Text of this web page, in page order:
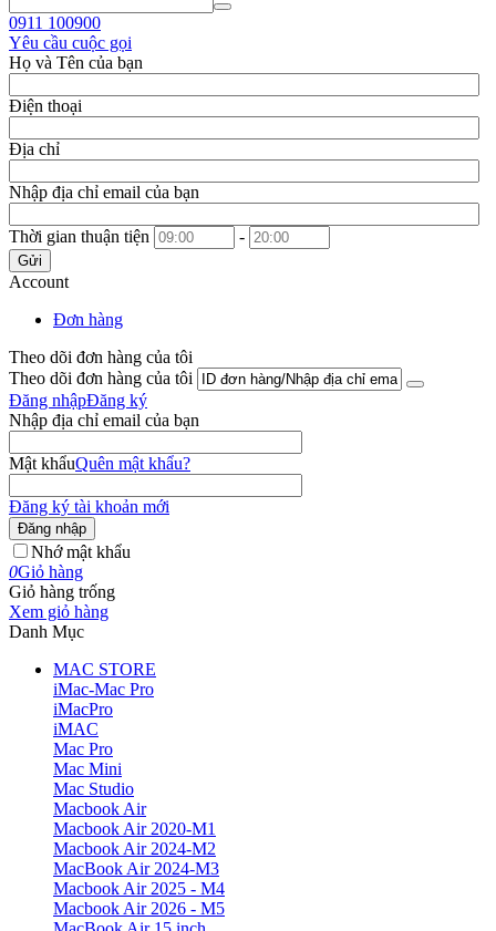
0911 100900
Yêu cầu cuộc gọi
Họ và Tên của bạn
Điện thoại
Địa chỉ
Nhập địa chỉ email của bạn
Thời gian thuận tiện -
Gửi
Account
Đơn hàng
Theo dõi đơn hàng của tôi
Theo dõi đơn hàng của tôi
Đăng nhậpĐăng ký
Nhập địa chỉ email của bạn
Mật khẩuQuên mật khẩu?
Đăng ký tài khoản mới
Đăng nhập
Nhớ mật khẩu
0Giỏ hàng
Giỏ hàng trống
Xem giỏ hàng
Danh Mục
MAC STORE
iMac-Mac Pro
iMacPro
iMAC
Mac Pro
Mac Mini
Mac Studio
Macbook Air
Macbook Air 2020-M1
Macbook Air 2024-M2
MacBook Air 2024-M3
Macbook Air 2025 - M4
Macbook Air 2026 - M5